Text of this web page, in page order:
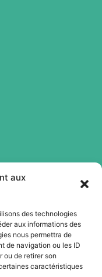
aux
des technologies
aux informations des
nous permettra de
de navigation ou les ID
ou de retirer son
caractéristiques